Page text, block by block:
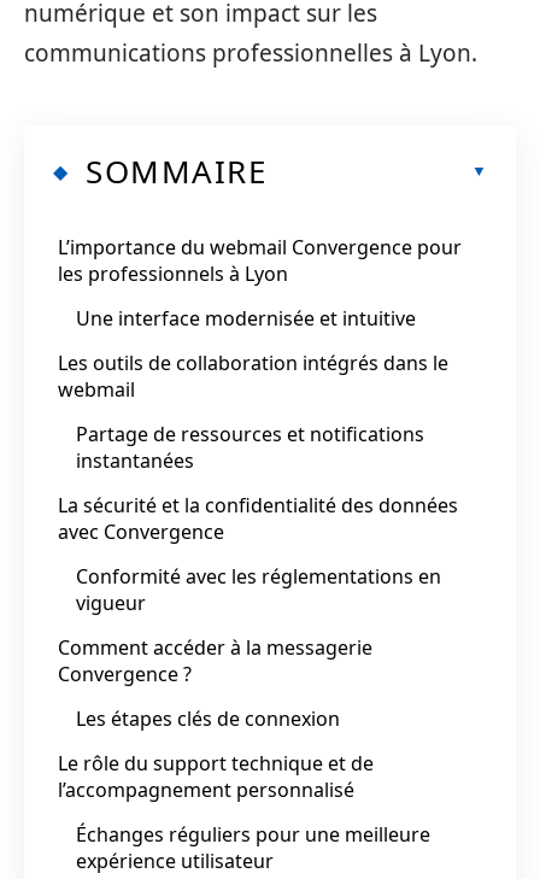
numérique et son impact sur les
communications professionnelles à Lyon.
SOMMAIRE
L’importance du webmail Convergence pour
les professionnels à Lyon
Une interface modernisée et intuitive
Les outils de collaboration intégrés dans le
webmail
Partage de ressources et notifications
instantanées
La sécurité et la confidentialité des données
avec Convergence
Conformité avec les réglementations en
vigueur
Comment accéder à la messagerie
Convergence ?
Les étapes clés de connexion
Le rôle du support technique et de
l’accompagnement personnalisé
Échanges réguliers pour une meilleure
expérience utilisateur